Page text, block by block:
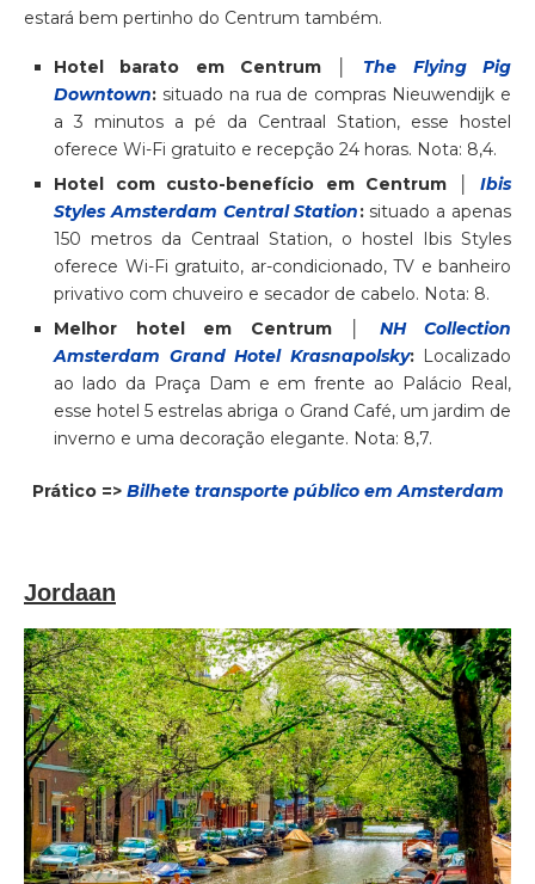
estará bem pertinho do Centrum também.
Hotel barato em Centrum │ The Flying Pig
Downtown: situado na rua de compras Nieuwendijk e
a 3 minutos a pé da Centraal Station, esse hostel
oferece Wi-Fi gratuito e recepção 24 horas. Nota: 8,4.
Hotel com custo-benefício em Centrum │ Ibis
Styles Amsterdam Central Station:situado a apenas
150 metros da Centraal Station, o hostel Ibis Styles
oferece Wi-Fi gratuito, ar-condicionado, TV e banheiro
privativo com chuveiro e secador de cabelo. Nota: 8.
Melhor hotel em Centrum │ NH Collection
Amsterdam Grand Hotel Krasnapolsky:Localizado
ao lado da Praça Dam e em frente ao Palácio Real,
esse hotel 5 estrelas abriga o Grand Café, um jardim de
inverno e uma decoração elegante. Nota: 8,7.
Prático => Bilhete transporte público em Amsterdam
Jordaan